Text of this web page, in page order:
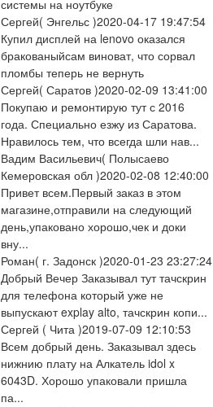
системы на ноутбуке
Сергей( Энгельс )2020-04-17 19:47:54
Купил дисплей на lenovo оказался
бракованыйсам виноват, что сорвал
пломбы теперь не вернуть
Сергей( Саратов )2020-02-09 13:41:00
Покупаю и ремонтирую тут с 2016
года. Специально езжу из Саратова.
Нравилось тем, что всегда шли нав...
Вадим Васильевич( Полысаево
Кемеровская обл )2020-02-08 12:40:00
Привет всем.Первый заказ в этом
магазине,отправили на следующий
день,упаковано хорошо,чек и доки
вну...
Роман( г. Задонск )2020-01-23 23:27:24
Добрый Вечер Заказывал тут тачскрин
для телефона который уже не
выпускают explay alto, тачскрин копи...
Сергей ( Чита )2019-07-09 12:10:53
Всем добрый день. Заказывал здесь
нижнию плату на Алкатель idol x
6043D. Хорошо упаковали пришла
па...